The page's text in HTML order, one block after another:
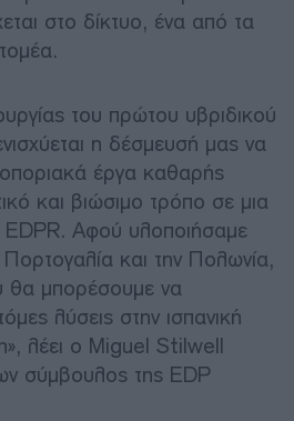
στο δίκτυο, ένα από τα
του πρώτου υβριδικού
η δέσμευσή μας να
έργα καθαρής
και βιώσιμο τρόπο σε μια
EDPR. Αφού υλοποιήσαμε
και την Πολωνία,
θα μπορέσουμε να
λύσεις στην ισπανική
λέει ο Miguel Stilwell
σύμβουλος της EDP